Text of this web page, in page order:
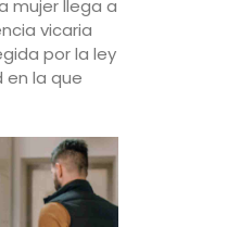
mujer llega a
vicaria
por la ley
en la que